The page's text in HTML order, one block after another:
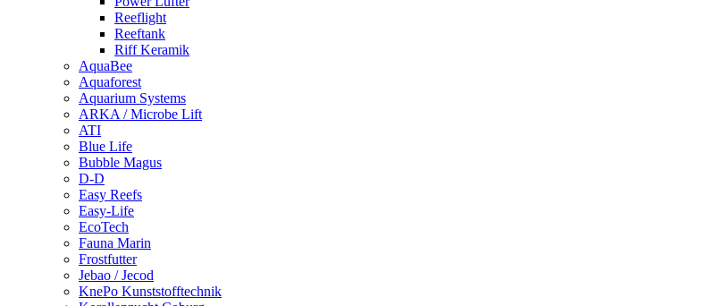
Reeflight
Reeftank
Riff Keramik
AquaBee
Aquaforest
Aquarium Systems
ARKA / Microbe Lift
ATI
Blue Life
Bubble Magus
D-D
Easy Reefs
Easy-Life
EcoTech
Fauna Marin
Frostfutter
Jebao / Jecod
KnePo Kunststofftechnik